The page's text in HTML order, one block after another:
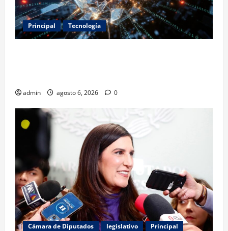
Principal Tecnología
admin agosto 6, 2026 0
Cámara de Diputados legislativo Principal